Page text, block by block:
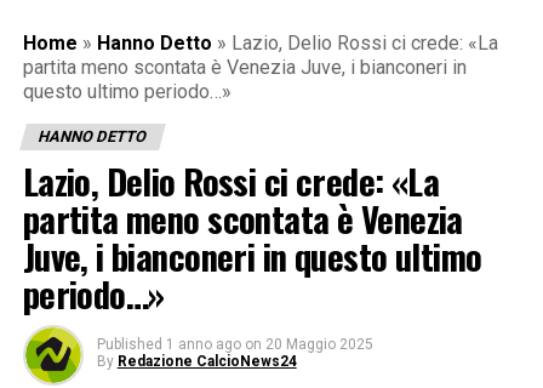
Home » Hanno Detto » Lazio, Delio Rossi ci crede: «La
partita meno scontata è Venezia Juve, i bianconeri in
questo ultimo periodo…»
HANNO DETTO
Lazio, Delio Rossi ci crede: «La
partita meno scontata è Venezia
Juve, i bianconeri in questo ultimo
periodo…»
Published 1 anno ago on 20 Maggio 2025
By Redazione CalcioNews24